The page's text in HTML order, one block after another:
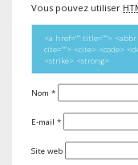
Vous pouvez utiliser
<a href="" title="">
cite=""> <cite> <code>
<strike> <strong>
Nom *
E-mail *
Site web